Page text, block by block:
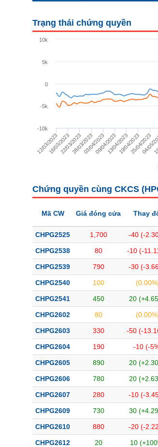
Trạng thái chứng quyền
12/03/2023
16/03/202322/03/202328/03/202303/04/202309/04/202313/04/202319/04/202325/04/2023
04/05/
-10k
-5k
0
5k
10k
Chứng quyền cùng CKCS (
Mã CW Giá đóng cửa Thay
CHPG2525 1,700 -40 (-
CHPG2538 80 -10 (-
CHPG2539 790 -30 (-
CHPG2540 100
CHPG2541 450 20
CHPG2602 80
CHPG2603 330 -50 (-
CHPG2604 190 -10 (-
CHPG2605 890 20
CHPG2606 780 20
CHPG2607 280 -10 (-
CHPG2609 730 30
CHPG2610 880 -20 (-
CHPG2612 20 10
NGUYÊN VẬT LIỆU
TIÊU DÙNG KHÔNG THIẾT YẾU
TIÊU DÙNG THIẾT YẾU
CHĂM SÓC SỨC KHỎE
CÔNG NGHỆ THÔNG TIN
BẤT ĐỘNG SẢN
Mã chứng khoán(-)
Cổ phiếu Chỉ số Chứng chỉ
Lãnh đạo(-)
Người nội bộ Người liên quan
Tin tức(-)
Bài viết của tác giả (-)
Báo cáo phân tích (-)
Thuật ngữ(-)
Dịch vụ(-)